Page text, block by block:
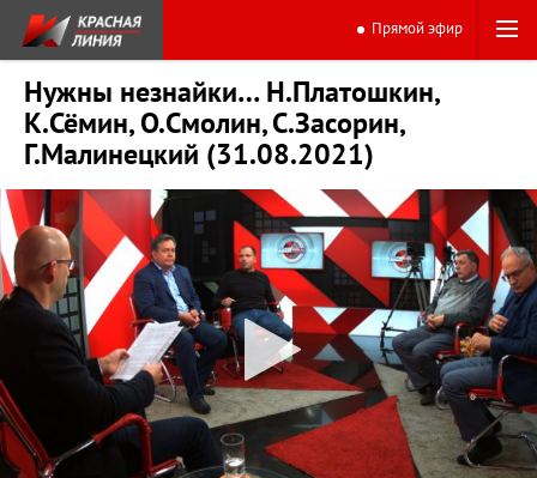
Прямой эфир
Нужны незнайки… Н.Платошкин,
К.Сёмин, О.Смолин, С.Засорин,
Г.Малинецкий (31.08.2021)
0:00 44:36